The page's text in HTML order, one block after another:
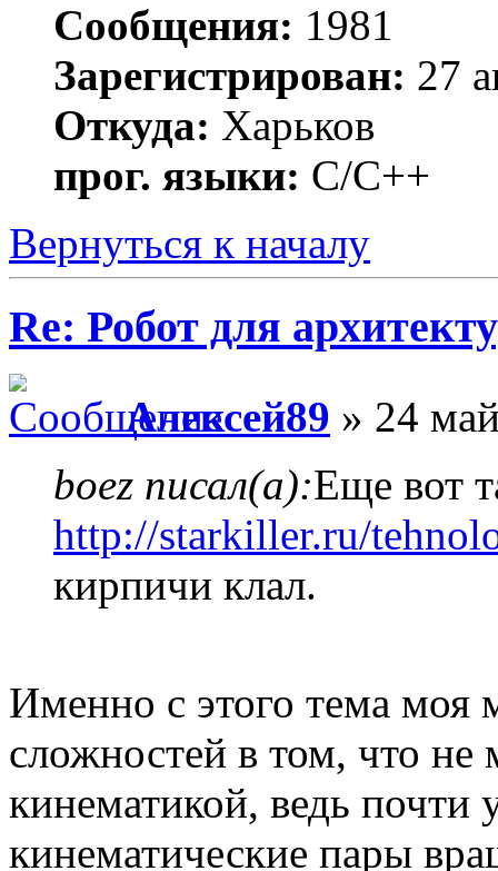
Сообщения: 1981
Зарегистрирован: 27
Откуда: Харьков
прог. языки: С/С++
Вернуться к началу
Re: Робот для
Алексей89 » 24
boez писал(а):Еще вот
http://starkiller.ru/
кирпичи клал.
Именно с этого тема моя
сложностей в том, что
кинематикой, ведь почти
кинематические пары